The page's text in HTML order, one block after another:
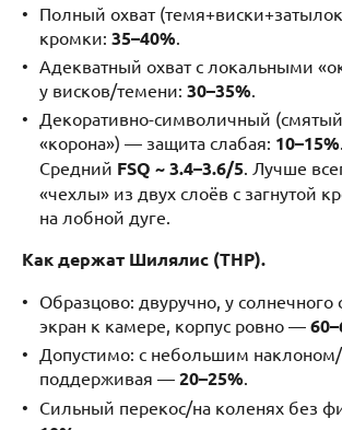
Полный охват
кромки: 35–40%
Адекватный охват с локальными
у висков/темени: 30–35%.
Декоративно-символичный
«корона») — защита слабая: 10–15%.
Средний FSQ ~ 3.4–3.6/5. Лучше
«чехлы» из двух слоёв с загнутой
на лобной дуге.
Как держат Шилялис (THP).
Образцово: двуручно, у солнечного
экран к камере, корпус ровно —
Допустимо: с небольшим наклоном/
поддерживая — 20–25%.
Сильный перекос/на коленях без